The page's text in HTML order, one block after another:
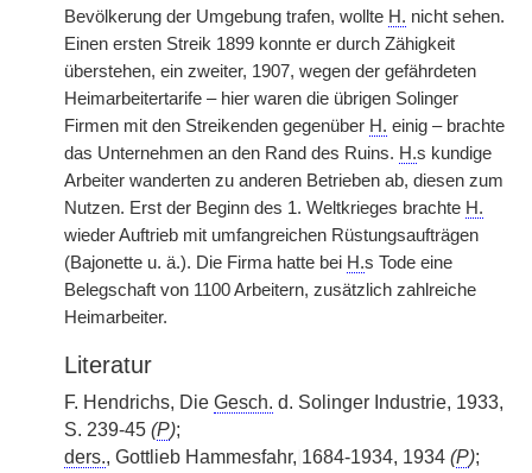
Bevölkerung der Umgebung trafen, wollte H. nicht sehen.
Einen ersten Streik 1899 konnte er durch Zähigkeit
überstehen, ein zweiter, 1907, wegen der gefährdeten
Heimarbeitertarife – hier waren die übrigen Solinger
Firmen mit den Streikenden gegenüber H. einig – brachte
das Unternehmen an den Rand des Ruins. H.s kundige
Arbeiter wanderten zu anderen Betrieben ab, diesen zum
Nutzen. Erst der Beginn des 1. Weltkrieges brachte H.
wieder Auftrieb mit umfangreichen Rüstungsaufträgen
(Bajonette u. ä.). Die Firma hatte bei H.s Tode eine
Belegschaft von 1100 Arbeitern, zusätzlich zahlreiche
Heimarbeiter.
Literatur
F. Hendrichs, Die Gesch. d. Solinger Industrie, 1933,
S. 239-45 (P);
ders., Gottlieb Hammesfahr, 1684-1934, 1934 (P);